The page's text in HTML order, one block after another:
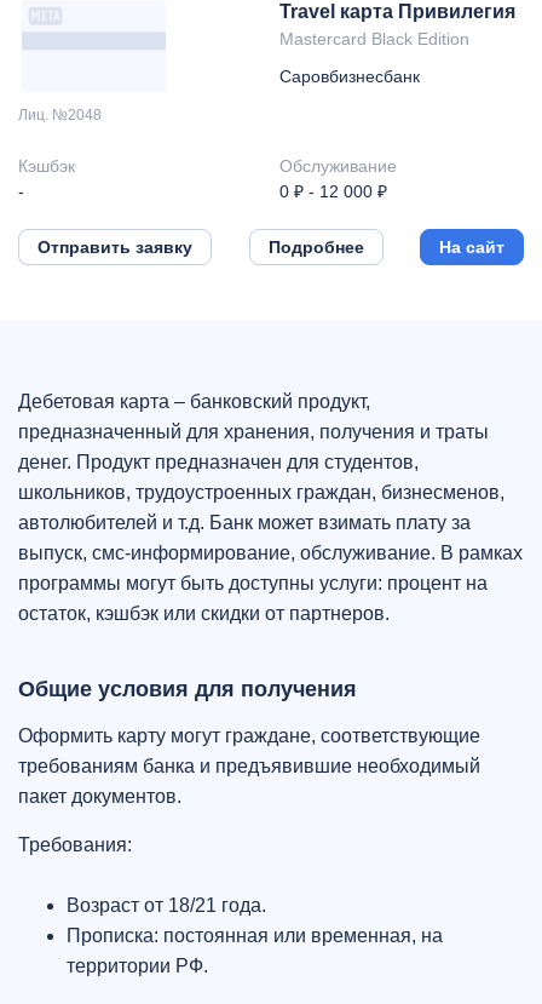
Лиц. №2048
Travel карта Привилегия
Mastercard Black Edition
Саровбизнесбанк
Кэшбэк
-
Обслуживание
0 ₽ - 12 000 ₽
Отправить заявку Подробнее На сайт
Дебетовая карта – банковский продукт,
предназначенный для хранения, получения и траты
денег. Продукт предназначен для студентов,
школьников, трудоустроенных граждан, бизнесменов,
автолюбителей и т.д. Банк может взимать плату за
выпуск, смс-информирование, обслуживание. В рамках
программы могут быть доступны услуги: процент на
остаток, кэшбэк или скидки от партнеров.
Общие условия для получения
Оформить карту могут граждане, соответствующие
требованиям банка и предъявившие необходимый
пакет документов.
Требования:
Возраст от 18/21 года.
Прописка: постоянная или временная, на
территории РФ.